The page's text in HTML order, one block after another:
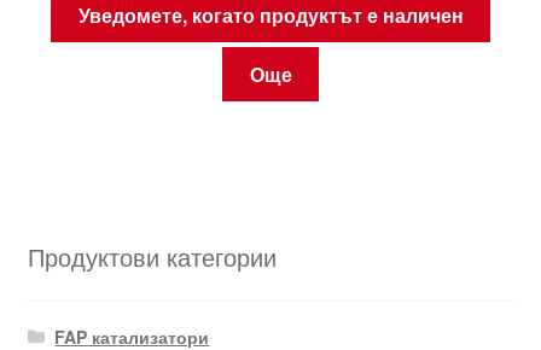
Уведомете, когато продуктът е наличен
Още
Продуктови категории
FAP катализатори